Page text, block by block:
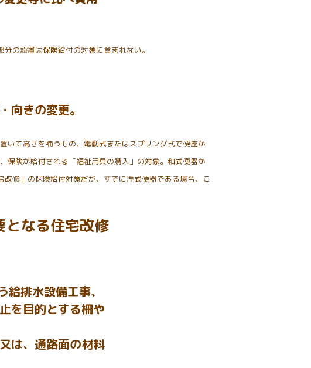
の設置は保険給付の対象に含まれない。
向きの変更。
いて高さを補うもの、電動式またはスプリング式で便座か
保険が給付される「福祉用具の購入」の対象。和式便器か
修」の保険給付対象だが、すでに洋式便器である場合、こ
なる住宅改修
排水設備工事、
を目的とする柵や
は、通路面の材料